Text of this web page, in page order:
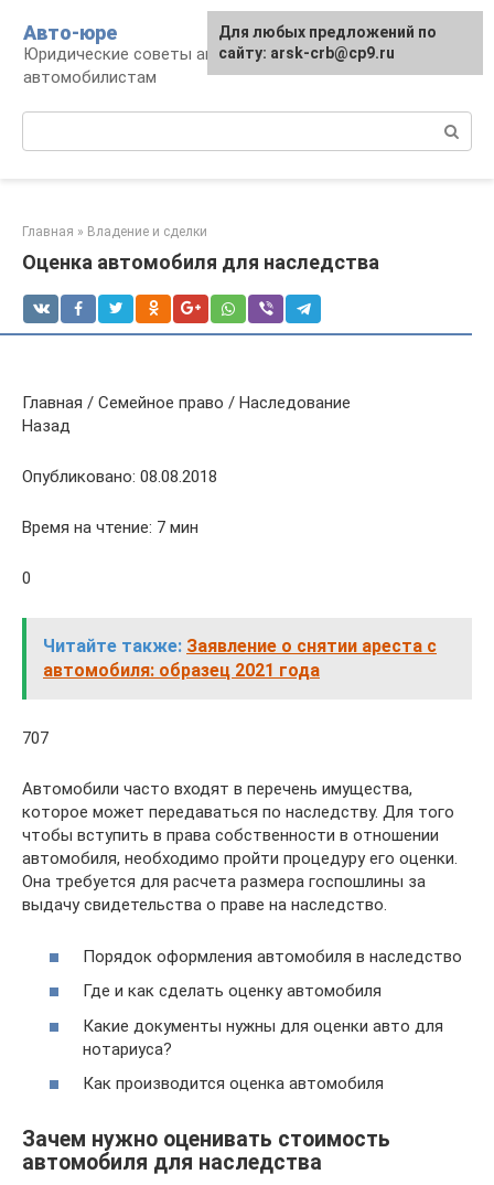
контенту
Авто-юре
Юридические советы автовладельцам и
автомобилистам
Главная » Владение и сделки
Оценка автомобиля для наследства
Главная / Семейное право / Наследование
Назад
Опубликовано: 08.08.2018
Время на чтение: 7 мин
0
Читайте также: Заявление о снятии ареста с
автомобиля: образец 2021 года
707
Автомобили часто входят в перечень имущества,
которое может передаваться по наследству. Для того
чтобы вступить в права собственности в отношении
автомобиля, необходимо пройти процедуру его оценки.
Она требуется для расчета размера госпошлины за
выдачу свидетельства о праве на наследство.
Порядок оформления автомобиля в наследство
Где и как сделать оценку автомобиля
Какие документы нужны для оценки авто для
нотариуса?
Как производится оценка автомобиля
Зачем нужно оценивать стоимость
автомобиля для наследства
Для любых предложений по
сайту: arsk-crb@cp9.ru